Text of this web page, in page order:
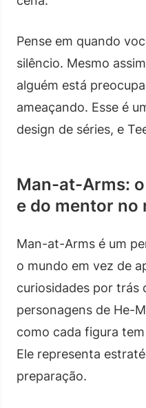
Pense em quando
silêncio. Mesmo
alguém está
ameaçando. Esse é
design de séries, e
Man-at-Arms:
e do mentor no
Man-at-Arms é um
o mundo em vez de
curiosidades por trás
personagens de He-
como cada figura
Ele representa
preparação.